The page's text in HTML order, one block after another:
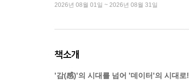
2026년 08월 01일 ~ 2026년 08월 31일
책소개
'감(感)'의 시대를 넘어 '데이터'의 시대로!